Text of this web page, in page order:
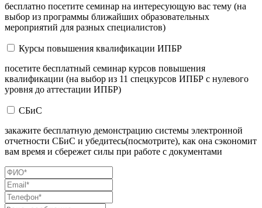
бесплатно посетите семинар на интересующую вас тему (на
выбор из программы ближайших образовательных
мероприятий для разных специалистов)
Курсы повышения квалификации ИПБР
посетите бесплатный семинар курсов повышения
квалификации (на выбор из 11 спецкурсов ИПБР с нулевого
уровня до аттестации ИПБР)
СБиС
закажите бесплатную демонстрацию системы электронной
отчетности СБиС и убедитесь(посмотрите), как она сэкономит
вам время и сбережет силы при работе с документами